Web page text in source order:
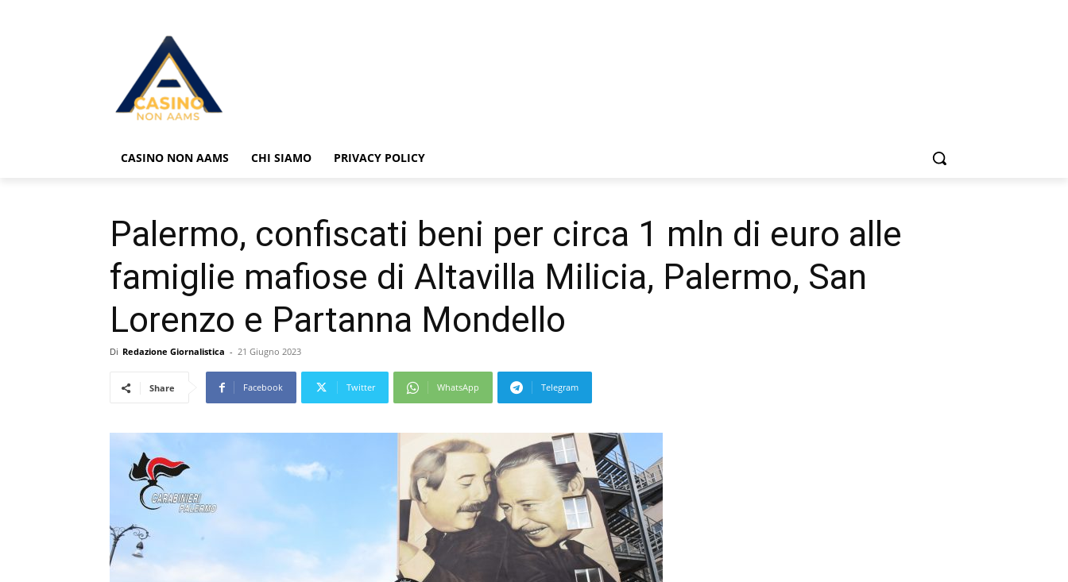
CASINO NON AAMS CHI SIAMO PRIVACY POLICY
Palermo, confiscati beni per circa 1 mln di euro alle
famiglie mafiose di Altavilla Milicia, Palermo, San
Lorenzo e Partanna Mondello
Di Redazione Giornalistica - 21 Giugno 2023
Share Facebook Twitter WhatsApp Telegram